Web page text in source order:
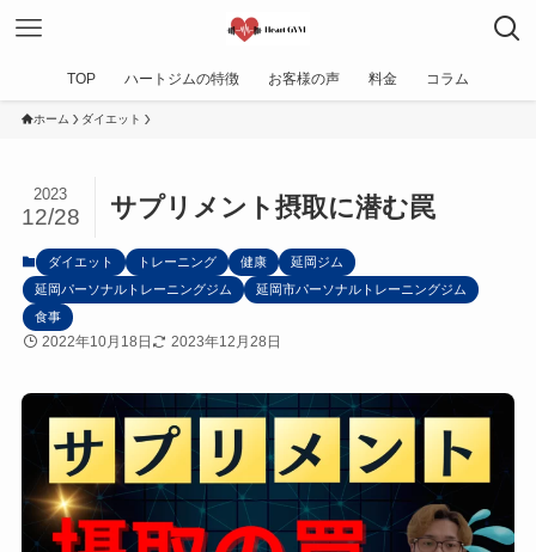
TOP ハートジムの特徴 お客様の声 料金 コラム
ホーム ダイエット
サプリメント摂取に潜む罠
2023
12/28
ダイエット トレーニング 健康
延岡ジム
延岡パーソナルトレーニングジム
延岡市パーソナルトレーニングジム
食事
2022年10月18日 2023年12月28日